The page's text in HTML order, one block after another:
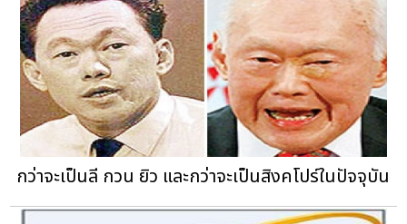
กว่าจะเป็นลี กวน ยิว และกว่าจะเป็นสิงคโปร์ในปัจจุบัน